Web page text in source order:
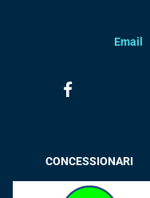
Email
CONCESSIONARI